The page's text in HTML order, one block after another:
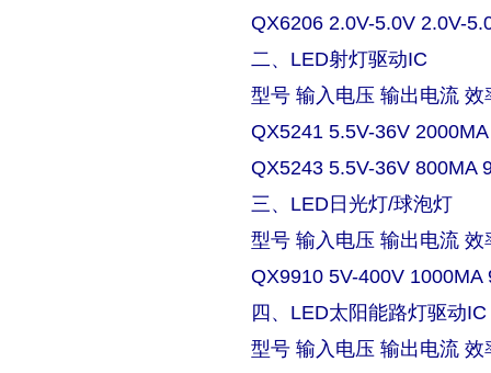
QX6206 2.0V-5.0V 2.0V-
二、LED射灯驱动IC
型号 输入电压 输出电流 效
QX5241 5.5V-36V
QX5243 5.5V-36V 800MA
三、LED日光灯/球泡灯
型号 输入电压 输出电流 效
QX9910 5V-400V 1000MA
四、LED太阳能路灯驱动IC
型号 输入电压 输出电流 效